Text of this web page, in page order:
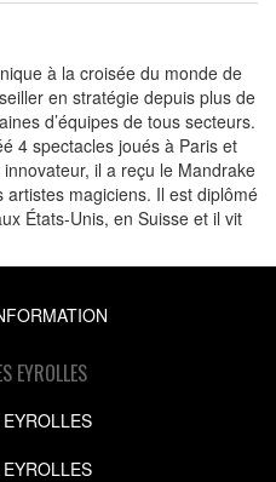
à la croisée du monde de
en stratégie depuis plus de
d’équipes de tous secteurs.
4 spectacles joués à Paris et
il a reçu le Mandrake
artistes magiciens. Il est diplômé
États-Unis, en Suisse et il vit
EYROLLES